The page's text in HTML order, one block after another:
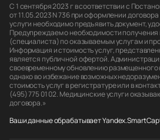
С 1 сентября 2023 г в соответствии с
от 11.05.2023 N 736 при оформлении
услуги необходимо предъявить документ,
Предупреждаем о необходимости получения
(специалиста) по оказываемым услугам и
Информация и стоимость услуг,
является публичной офертой.
своевременному обновлению размещенного
однако во избежание возможных
стоимость услуг в регистратуре или в
(495) 775 01 02. Медицинские услуги
договора.»
Ваши данные обрабатывает